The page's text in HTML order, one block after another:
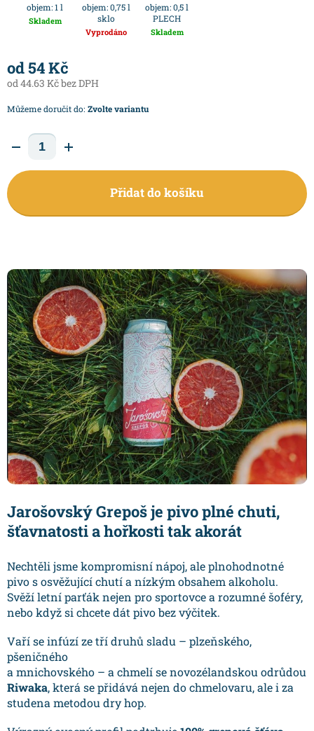
objem: 1 l
Skladem
objem: 0,75 l
sklo
Vyprodáno
objem: 0,5 l
PLECH
Skladem
od54 Kč
od44.63 Kčbez DPH
Můžeme doručit do: Zvolte variantu
Přidat do košíku
Jarošovský Grepoš je pivo plné chuti,
šťavnatosti a hořkosti tak akorát
Nechtěli jsme kompromisní nápoj, ale plnohodnotné
pivo s osvěžující chutí a nízkým obsahem alkoholu.
Svěží letní parťák nejen pro sportovce a rozumné šoféry,
nebo když si chcete dát pivo bez výčitek.
Vaří se infúzí ze tří druhů sladu – plzeňského,
pšeničného
a mnichovského – a chmelí se novozélandskou odrůdou
Riwaka, která se přidává nejen do chmelovaru, ale i za
studena metodou dry hop.